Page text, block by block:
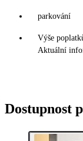
parkování
Výše
Aktuální
Dostupnost